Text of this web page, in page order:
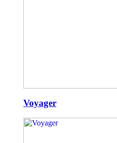
Voyager